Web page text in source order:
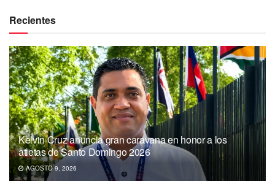
Recientes
Kelvin Cruz anuncia gran caravana en honor a los
atletas de Santo Domingo 2026
AGOSTO 9, 2026